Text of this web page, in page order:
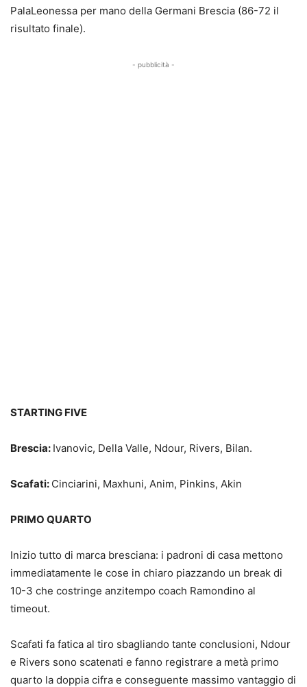
PalaLeonessa per mano della Germani Brescia (86-72 il
risultato finale).
- pubblicità -
STARTING FIVE
Brescia: Ivanovic, Della Valle, Ndour, Rivers, Bilan.
Scafati: Cinciarini, Maxhuni, Anim, Pinkins, Akin
PRIMO QUARTO
Inizio tutto di marca bresciana: i padroni di casa mettono
immediatamente le cose in chiaro piazzando un break di
10-3 che costringe anzitempo coach Ramondino al
timeout.
Scafati fa fatica al tiro sbagliando tante conclusioni, Ndour
e Rivers sono scatenati e fanno registrare a metà primo
quarto la doppia cifra e conseguente massimo vantaggio di